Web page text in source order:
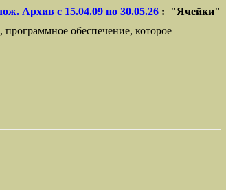
Архив с 15.04.09 по 30.05.26 : "Ячейки"
обеспечение, которое